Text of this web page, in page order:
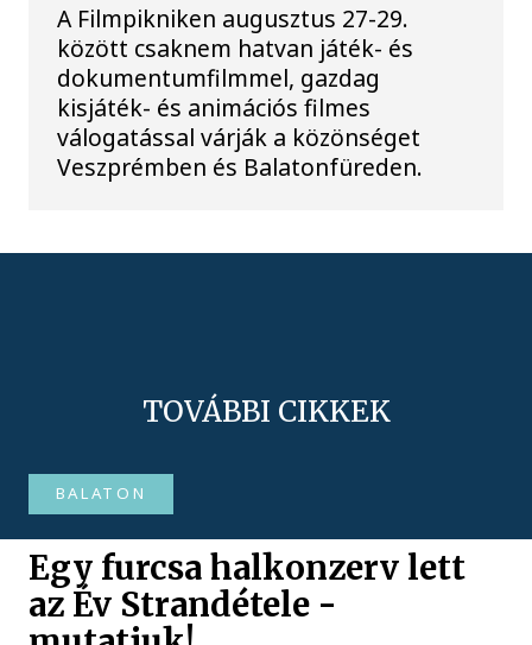
A Filmpikniken augusztus 27-29.
között csaknem hatvan játék- és
dokumentumfilmmel, gazdag
kisjáték- és animációs filmes
válogatással várják a közönséget
Veszprémben és Balatonfüreden.
TOVÁBBI CIKKEK
BALATON
Egy furcsa halkonzerv lett
az Év Strandétele -